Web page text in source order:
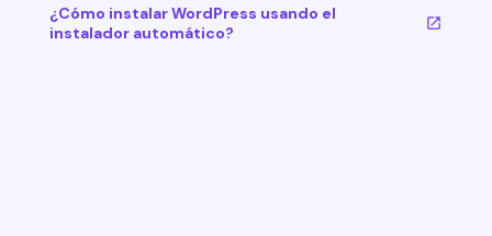
¿Cómo instalar WordPress usando el
instalador automático?